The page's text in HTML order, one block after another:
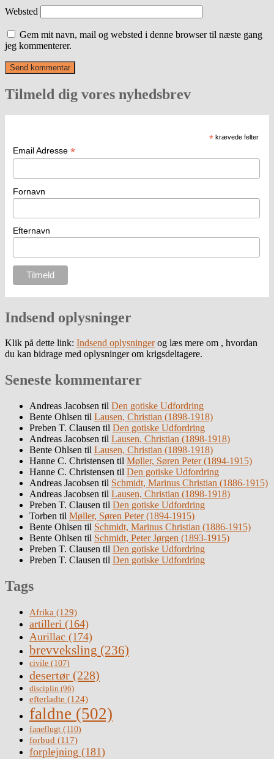
Websted
Gem mit navn, mail og websted i denne browser til næste gang
jeg kommenterer.
Tilmeld dig vores nyhedsbrev
* krævede felter
Email Adresse *
Fornavn
Efternavn
Indsend oplysninger
Klik på dette link: Indsend oplysningerog læs mere om , hvordan
du kan bidrage med oplysninger om krigsdeltagere.
Seneste kommentarer
Andreas Jacobsen til Den gotiske Udfordring
Bente Ohlsen til Lausen, Christian (1898-1918)
Preben T. Clausen til Den gotiske Udfordring
Andreas Jacobsen til Lausen, Christian (1898-1918)
Bente Ohlsen til Lausen, Christian (1898-1918)
Hanne C. Christensen til Møller, Søren Peter (1894-1915)
Hanne C. Christensen til Den gotiske Udfordring
Andreas Jacobsen til Schmidt, Marinus Christian (1886-1915)
Andreas Jacobsen til Lausen, Christian (1898-1918)
Preben T. Clausen til Den gotiske Udfordring
Torben til Møller, Søren Peter (1894-1915)
Bente Ohlsen til Schmidt, Marinus Christian (1886-1915)
Bente Ohlsen til Schmidt, Peter Jørgen (1893-1915)
Preben T. Clausen til Den gotiske Udfordring
Preben T. Clausen til Den gotiske Udfordring
Tags
Afrika (129)
artilleri (164)
Aurillac (174)
brevveksling (236)
civile (107)
desertør (228)
disciplin (96)
efterladte (124)
faldne (502)
faneflugt (110)
forbud (117)
forplejning (181)